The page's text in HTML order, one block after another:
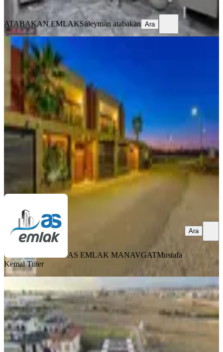
ATABAKAN EMLAKSüleyman atabakan Ara
SIFIR BİNA
Manavgat Sidede Yakın As Emlaktan
Satılık 4+1 Villa
Manavgat, Hatipler Mahallesi
4+1·230 m²·07.05.2026
29.000.000 ₺
AS EMLAK MANAVGAT Mustafa Kemal Tüter
AS EMLAK MANAVGATMustafa
Kemal Tüter
Ara
Manavgat Hatipler'de Satılık 4+1
Dublex Villa
Manavgat, Hatipler Mahallesi
4+1·230 m²·10.04.2026